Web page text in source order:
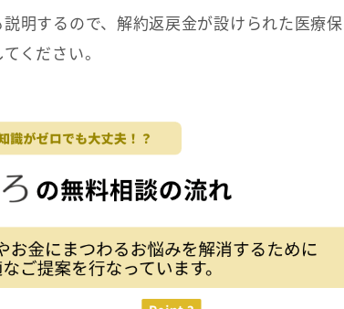
明するので、解約返戻金が設けられた医療保
ください。